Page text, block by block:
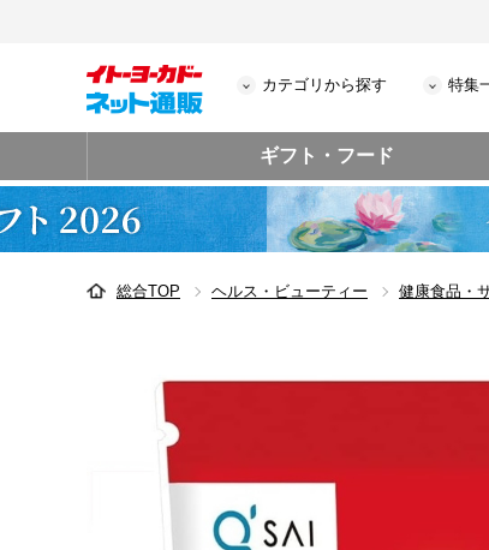
カテゴリから探す 特集
ギフト・フード
総合TOP ヘルス・ビューティー 健康食品・